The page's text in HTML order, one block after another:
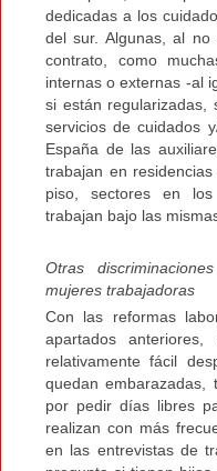
dedicadas a los
del sur. Algunas, al no
contrato, como
internas o externas -al
si están regularizadas,
servicios de cuidados
España de las
trabajan en
piso, sectores en
trabajan bajo las
Otras
mujeres trabajadoras
Con las reformas
apartados
relativamente fácil
quedan
por pedir días libres
realizan con más
en las entrevistas de